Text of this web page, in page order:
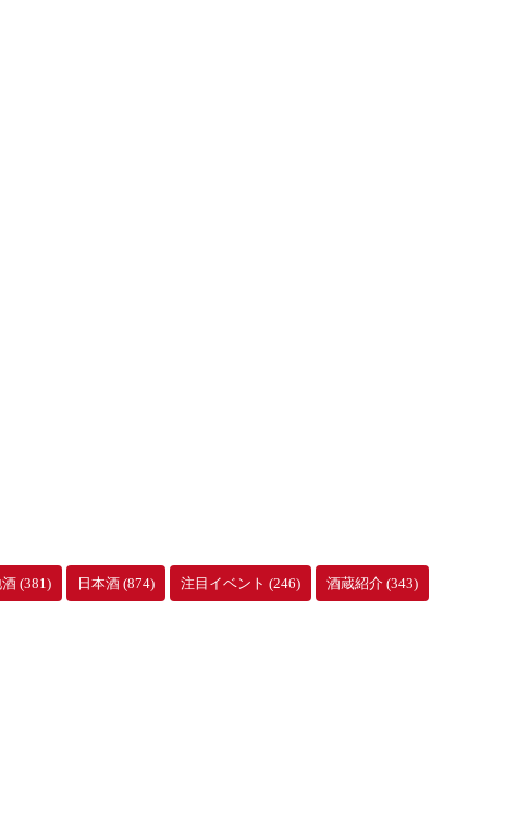
(381) 日本酒 (874) 注目イベント (246) 酒蔵紹介 (343)